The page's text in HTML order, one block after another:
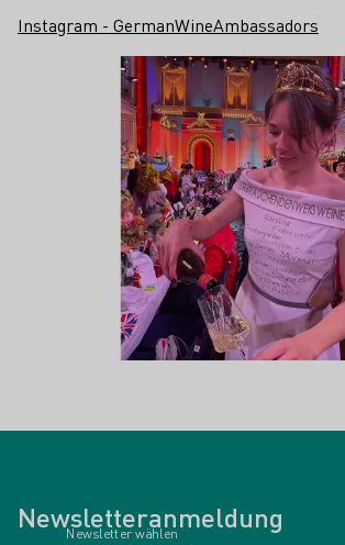
Instagram - GermanWineAmbassadors
Newsletteranmeldung
Newsletter wählen